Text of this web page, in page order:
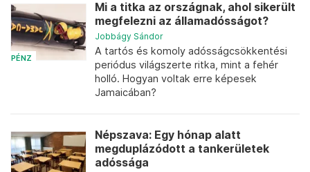
PÉNZ
Mi a titka az országnak, ahol sikerült
megfelezni az államadósságot?
Jobbágy Sándor
A tartós és komoly adósságcsökkentési
periódus világszerte ritka, mint a fehér
holló. Hogyan voltak erre képesek
Jamaicában?
Népszava: Egy hónap alatt
megduplázódott a tankerületek
adóssága